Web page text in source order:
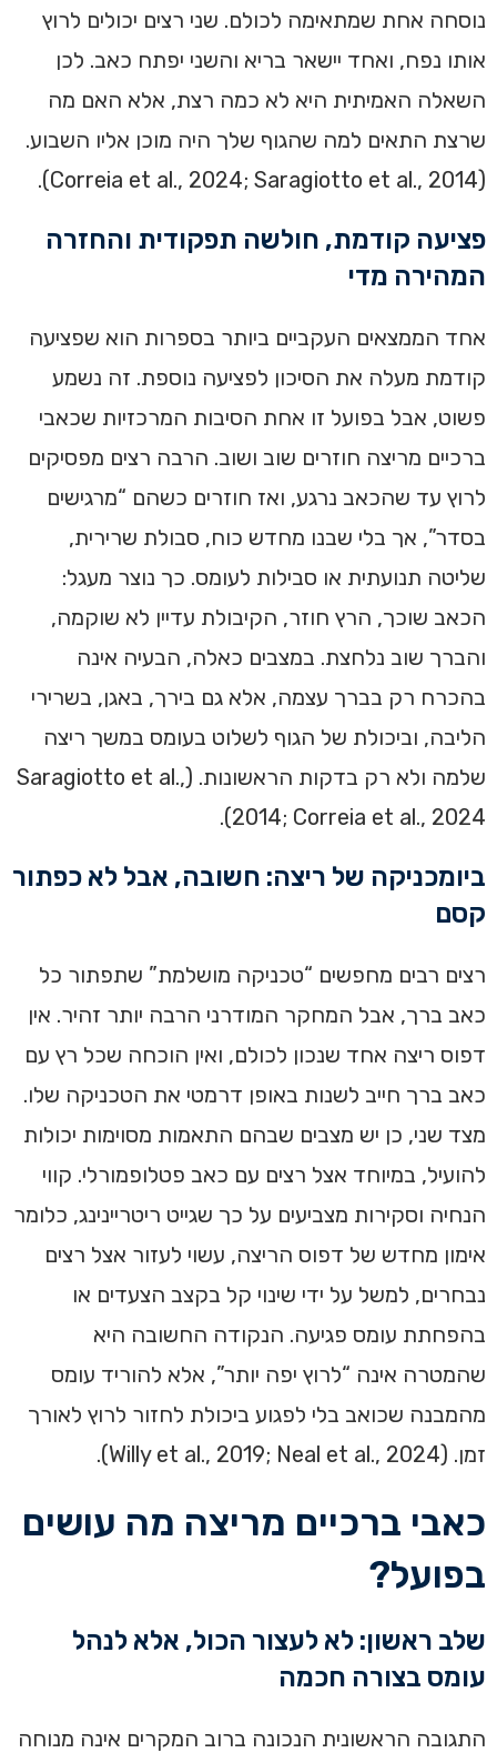
נוסחה אחת שמתאימה לכולם. שני רצים יכולים לרוץ
אותו נפח, ואחד יישאר בריא והשני יפתח כאב. לכן
השאלה האמיתית היא לא כמה רצת, אלא האם מה
שרצת התאים למה שהגוף שלך היה מוכן אליו השבוע.
(Correia et al., 2024; Saragiotto et al., 2014).
פציעה קודמת, חולשה תפקודית והחזרה
המהירה מדי
אחד הממצאים העקביים ביותר בספרות הוא שפציעה
קודמת מעלה את הסיכון לפציעה נוספת. זה נשמע
פשוט, אבל בפועל זו אחת הסיבות המרכזיות שכאבי
ברכיים מריצה חוזרים שוב ושוב. הרבה רצים מפסיקים
לרוץ עד שהכאב נרגע, ואז חוזרים כשהם “מרגישים
בסדר”, אך בלי שבנו מחדש כוח, סבולת שרירית,
שליטה תנועתית או סבילות לעומס. כך נוצר מעגל:
הכאב שוכך, הרץ חוזר, הקיבולת עדיין לא שוקמה,
והברך שוב נלחצת. במצבים כאלה, הבעיה אינה
בהכרח רק בברך עצמה, אלא גם בירך, באגן, בשרירי
הליבה, וביכולת של הגוף לשלוט בעומס במשך ריצה
שלמה ולא רק בדקות הראשונות. (Saragiotto et al.,
2014; Correia et al., 2024).
ביומכניקה של ריצה: חשובה, אבל לא כפתור
קסם
רצים רבים מחפשים “טכניקה מושלמת” שתפתור כל
כאב ברך, אבל המחקר המודרני הרבה יותר זהיר. אין
דפוס ריצה אחד שנכון לכולם, ואין הוכחה שכל רץ עם
כאב ברך חייב לשנות באופן דרמטי את הטכניקה שלו.
מצד שני, כן יש מצבים שבהם התאמות מסוימות יכולות
להועיל, במיוחד אצל רצים עם כאב פטלופמורלי. קווי
הנחיה וסקירות מצביעים על כך שגייט ריטריינינג, כלומר
אימון מחדש של דפוס הריצה, עשוי לעזור אצל רצים
נבחרים, למשל על ידי שינוי קל בקצב הצעדים או
בהפחתת עומס פגיעה. הנקודה החשובה היא
שהמטרה אינה “לרוץ יפה יותר”, אלא להוריד עומס
מהמבנה שכואב בלי לפגוע ביכולת לחזור לרוץ לאורך
זמן. (Willy et al., 2019; Neal et al., 2024).
כאבי ברכיים מריצה מה עושים
בפועל?
שלב ראשון: לא לעצור הכול, אלא לנהל
עומס בצורה חכמה
התגובה הראשונית הנכונה ברוב המקרים אינה מנוחה